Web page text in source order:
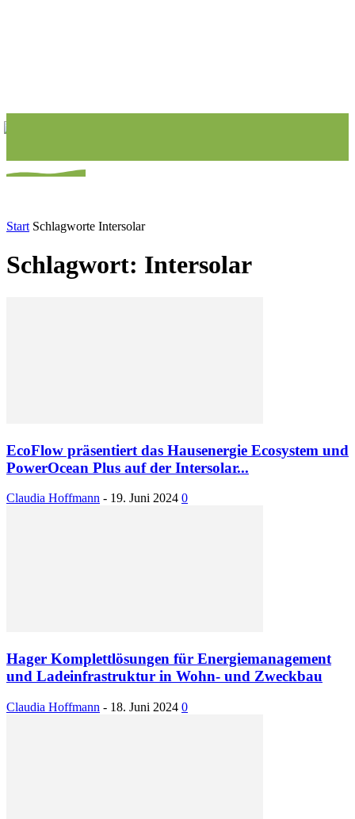
Start Schlagworte Intersolar
Schlagwort: Intersolar
EcoFlow präsentiert das Hausenergie Ecosystem und
PowerOcean Plus auf der Intersolar...
Claudia Hoffmann - 19. Juni 2024 0
Hager Komplettlösungen für Energiemanagement
und Ladeinfrastruktur in Wohn- und Zweckbau
Claudia Hoffmann - 18. Juni 2024 0